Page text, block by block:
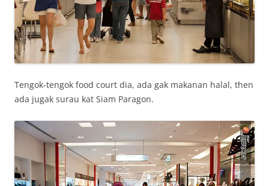
Tengok-tengok food court dia, ada gak makanan halal, then
ada jugak surau kat Siam Paragon.